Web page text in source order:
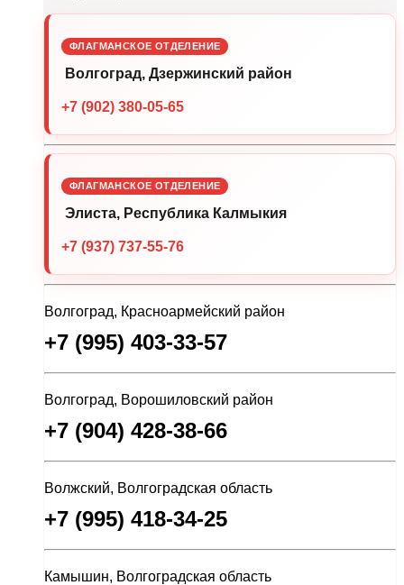
ФЛАГМАНСКОЕ ОТДЕЛЕНИЕ
Волгоград, Дзержинский район
+7 (902) 380-05-65
ФЛАГМАНСКОЕ ОТДЕЛЕНИЕ
Элиста, Республика Калмыкия
+7 (937) 737-55-76
Волгоград, Красноармейский район
+7 (995) 403-33-57
Волгоград, Ворошиловский район
+7 (904) 428-38-66
Волжский, Волгоградская область
+7 (995) 418-34-25
Камышин, Волгоградская область